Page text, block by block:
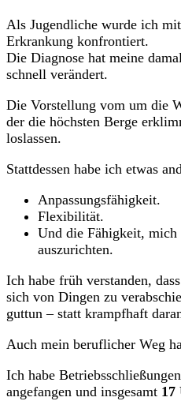
Als Jugendliche wurde ich
Erkrankung konfrontiert.
Die Diagnose hat meine
schnell verändert.
Die Vorstellung vom um die
der die höchsten Berge
loslassen.
Stattdessen habe ich etwas
Anpassungsfähigkeit.
Flexibilität.
Und die Fähigkeit,
auszurichten.
Ich habe früh verstanden,
sich von Dingen zu
guttun – statt krampfhaft
Auch mein beruflicher Weg
Ich habe
angefangen und insgesamt 17